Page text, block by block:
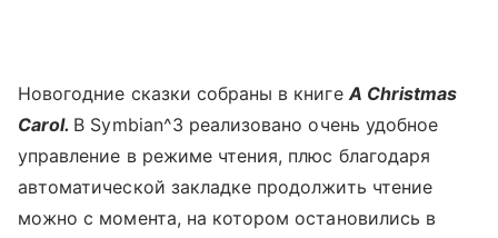
Новогодние сказки собраны в книге A Christmas
Carol. В Symbian^3 реализовано очень удобное
управление в режиме чтения, плюс благодаря
автоматической закладке продолжить чтение
можно с момента, на котором остановились в